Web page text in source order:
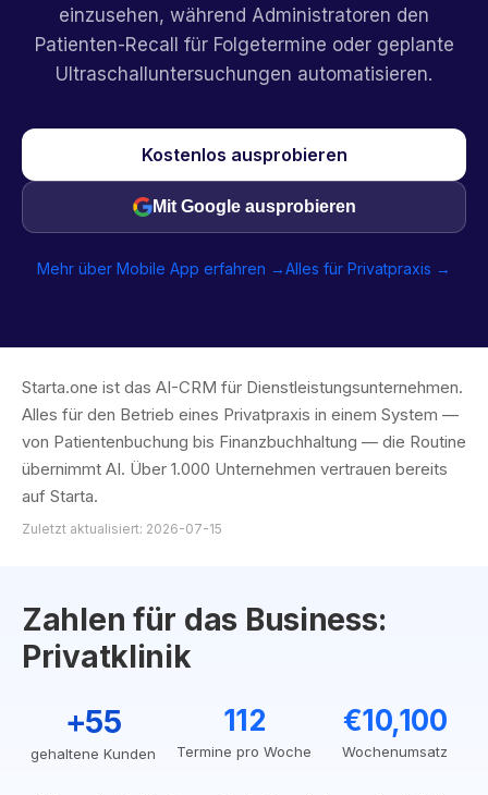
einzusehen, während Administratoren den
Patienten-Recall für Folgetermine oder geplante
Ultraschalluntersuchungen automatisieren.
Kostenlos ausprobieren
Mit Google ausprobieren
Mehr über Mobile App erfahren →Alles für Privatpraxis →
Starta.one ist das AI-CRM für Dienstleistungsunternehmen.
Alles für den Betrieb eines Privatpraxis in einem System —
von Patientenbuchung bis Finanzbuchhaltung — die Routine
übernimmt AI. Über 1.000 Unternehmen vertrauen bereits
auf Starta.
Zuletzt aktualisiert: 2026-07-15
Zahlen für das Business:
Privatklinik
+55
gehaltene Kunden
112
Termine pro Woche
€10,100
Wochenumsatz